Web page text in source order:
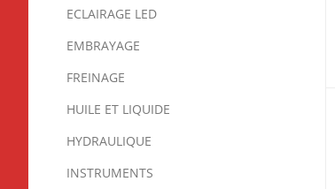
ECLAIRAGE LED
EMBRAYAGE
FREINAGE
HUILE ET LIQUIDE
HYDRAULIQUE
INSTRUMENTS